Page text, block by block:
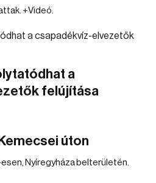
+Videó.
a
felújítása
úton
Nyíregyháza belterületén.